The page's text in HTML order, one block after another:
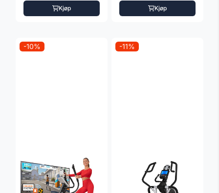
Kjøp Kjøp
-10% -11%